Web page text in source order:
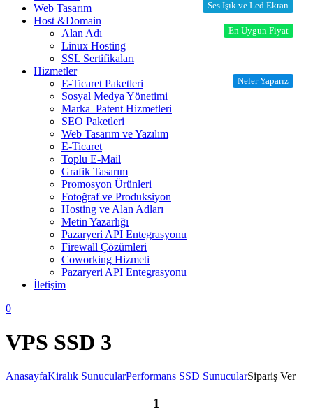
Ses Işık ve Led Ekran
Web Tasarım
En Uygun Fiyat
Host &Domain
Alan Adı
Linux Hosting
SSL Sertifikaları
Neler Yaparız
Hizmetler
E-Ticaret Paketleri
Sosyal Medya Yönetimi
Marka–Patent Hizmetleri
SEO Paketleri
Web Tasarım ve Yazılım
E-Ticaret
Toplu E-Mail
Grafik Tasarım
Promosyon Ürünleri
Fotoğraf ve Produksiyon
Hosting ve Alan Adları
Metin Yazarlığı
Pazaryeri API Entegrasyonu
Firewall Çözümleri
Coworking Hizmeti
Pazaryeri API Entegrasyonu
İletişim
0
VPS SSD 3
AnasayfaKiralık SunucularPerformans SSD SunucularSipariş Ver
1